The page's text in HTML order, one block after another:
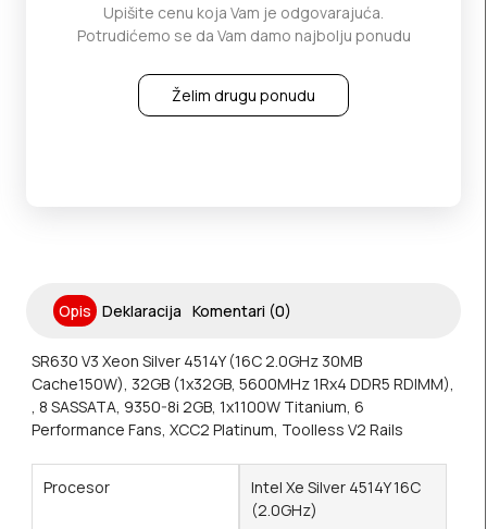
Upišite cenu koja Vam je odgovarajuća.
Potrudićemo se da Vam damo najbolju ponudu
Želim drugu ponudu
Opis Deklaracija Komentari (0)
SR630 V3 Xeon Silver 4514Y (16C 2.0GHz 30MB
Cache150W), 32GB (1x32GB, 5600MHz 1Rx4 DDR5 RDIMM),
, 8 SASSATA, 9350-8i 2GB, 1x1100W Titanium, 6
Performance Fans, XCC2 Platinum, Toolless V2 Rails
Procesor
Intel Xe Silver 4514Y 16C
(2.0GHz)